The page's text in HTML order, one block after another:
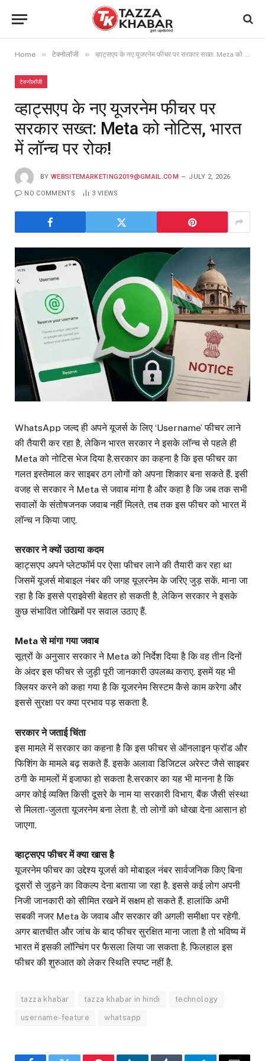
Home » टेक्नोलॉजी » व्हाट्सएप के नए यूजरनेम फीचर पर सरकार सख्त: Meta को नोटिस, भारत में लॉन्च पर रोक!
टेक्नोलॉजी
व्हाट्सएप के नए यूजरनेम फीचर पर
सरकार सख्त: Meta को नोटिस, भारत
में लॉन्च पर रोक!
BY WEBSITEMARKETING2019@GMAIL.COM JULY 2, 2026
NO COMMENTS 3 VIEWS
WhatsApp जल्द ही अपने यूजर्स के लिए ‘Username’ फीचर लाने
की तैयारी कर रहा है, लेकिन भारत सरकार ने इसके लॉन्च से पहले ही
Meta को नोटिस भेज दिया है.सरकार का कहना है कि इस फीचर का
गलत इस्तेमाल कर साइबर ठग लोगों को अपना शिकार बना सकते हैं. इसी
वजह से सरकार ने Meta से जवाब मांगा है और कहा है कि जब तक सभी
सवालों के संतोषजनक जवाब नहीं मिलते, तब तक इस फीचर को भारत में
लॉन्च न किया जाए.
सरकार ने क्यों उठाया कदम
व्हाट्सएप अपने प्लेटफॉर्म पर ऐसा फीचर लाने की तैयारी कर रहा था
जिसमें यूजर्स मोबाइल नंबर की जगह यूज़रनेम के जरिए जुड़ सकें. माना जा
रहा है कि इससे प्राइवेसी बेहतर हो सकती है, लेकिन सरकार ने इसके
कुछ संभावित जोखिमों पर सवाल उठाए हैं.
Meta से मांगा गया जवाब
सूत्रों के अनुसार सरकार ने Meta को निर्देश दिया है कि वह तीन दिनों
के अंदर इस फीचर से जुड़ी पूरी जानकारी उपलब्ध कराए. इसमें यह भी
क्लियर करने को कहा गया है कि यूजरनेम सिस्टम कैसे काम करेगा और
इससे सुरक्षा पर क्या प्रभाव पड़ सकता है.
सरकार ने जताई चिंता
इस मामले में सरकार का कहना है कि इस फीचर से ऑनलाइन फ्रॉड और
फिशिंग के मामले बढ़ सकते हैं. इसके अलावा डिजिटल अरेस्ट जैसे साइबर
ठगी के मामलों में इजाफा हो सकता है.सरकार का यह भी मानना है कि
अगर कोई व्यक्ति किसी दूसरे के नाम या सरकारी विभाग, बैंक जैसी संस्था
से मिलता-जुलता यूजरनेम बना लेता है, तो लोगों को धोखा देना आसान हो
जाएगा.
व्हाट्सएप फीचर में क्या खास है
यूजरनेम फीचर का उद्देश्य यूजर्स को मोबाइल नंबर सार्वजनिक किए बिना
दूसरों से जुड़ने का विकल्प देना बताया जा रहा है. इससे कई लोग अपनी
निजी जानकारी को सीमित रखने में सक्षम हो सकते हैं. हालांकि अभी
सबकी नजर Meta के जवाब और सरकार की अगली समीक्षा पर रहेगी.
अगर बातचीत और जांच के बाद फीचर सुरक्षित माना जाता है तो भविष्य में
भारत में इसकी लॉन्चिंग पर फैसला लिया जा सकता है. फिलहाल इस
फीचर की शुरुआत को लेकर स्थिति स्पष्ट नहीं है.
tazza khabar tazza khabar in hindi technology
username-feature whatsapp